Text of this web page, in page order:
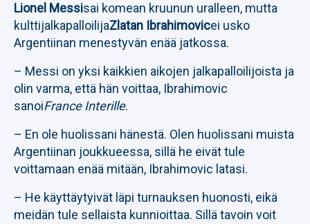
Lionel Messisai komean kruunun uralleen, mutta
kulttijalkapalloilijaZlatan Ibrahimovicei usko
Argentiinan menestyvän enää jatkossa.
– Messi on yksi kaikkien aikojen jalkapalloilijoista ja
olin varma, että hän voittaa, Ibrahimovic
sanoiFrance Interille.
– En ole huolissani hänestä. Olen huolissani muista
Argentiinan joukkueessa, sillä he eivät tule
voittamaan enää mitään, Ibrahimovic latasi.
– He käyttäytyivät läpi turnauksen huonosti, eikä
meidän tule sellaista kunnioittaa. Sillä tavoin voit